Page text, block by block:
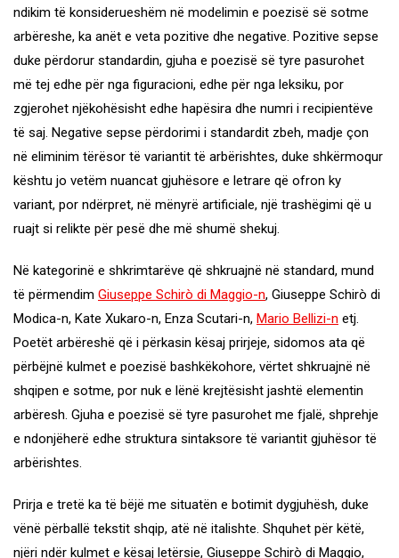
ndikim të konsiderueshëm në modelimin e poezisë së sotme
arbëreshe, ka anët e veta pozitive dhe negative. Pozitive sepse
duke përdorur standardin, gjuha e poezisë së tyre pasurohet
më tej edhe për nga figuracioni, edhe për nga leksiku, por
zgjerohet njëkohësisht edhe hapësira dhe numri i recipientëve
të saj. Negative sepse përdorimi i standardit zbeh, madje çon
në eliminim tërësor të variantit të arbërishtes, duke shkërmoqur
kështu jo vetëm nuancat gjuhësore e letrare që ofron ky
variant, por ndërpret, në mënyrë artificiale, një trashëgimi që u
ruajt si relikte për pesë dhe më shumë shekuj.
Në kategorinë e shkrimtarëve që shkruajnë në standard, mund
të përmendim Giuseppe Schirò di Maggio-n, Giuseppe Schirò di
Modica-n, Kate Xukaro-n, Enza Scutari-n, Mario Bellizi-n etj.
Poetët arbëreshë që i përkasin kësaj prirjeje, sidomos ata që
përbëjnë kulmet e poezisë bashkëkohore, vërtet shkruajnë në
shqipen e sotme, por nuk e lënë krejtësisht jashtë elementin
arbëresh. Gjuha e poezisë së tyre pasurohet me fjalë, shprehje
e ndonjëherë edhe struktura sintaksore të variantit gjuhësor të
arbërishtes.
Prirja e tretë ka të bëjë me situatën e botimit dygjuhësh, duke
vënë përballë tekstit shqip, atë në italishte. Shquhet për këtë,
njëri ndër kulmet e kësaj letërsie, Giuseppe Schirò di Maggio,